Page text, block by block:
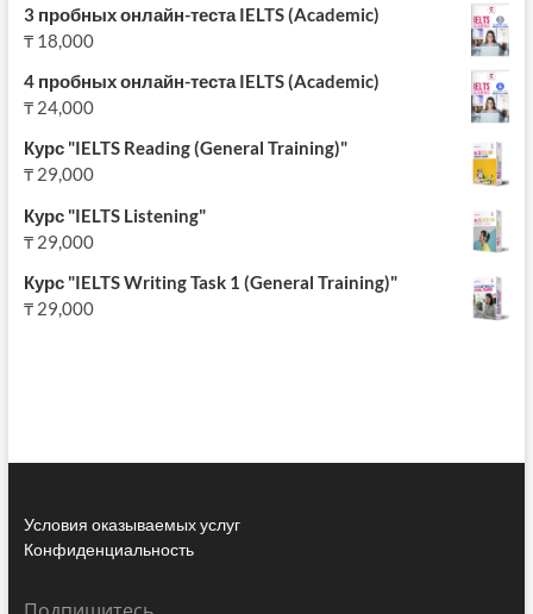
3 пробных онлайн-теста IELTS (Academic)
₸18,000
4 пробных онлайн-теста IELTS (Academic)
₸24,000
Курс "IELTS Reading (General Training)"
₸29,000
Курс "IELTS Listening"
₸29,000
Курс "IELTS Writing Task 1 (General Training)"
₸29,000
Условия оказываемых услуг
Конфиденциальность